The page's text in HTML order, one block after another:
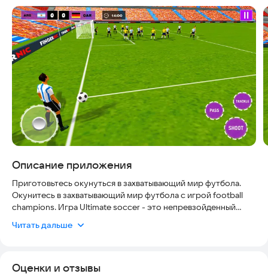
Скриншоты
Описание приложения
Приготовьтесь окунуться в захватывающий мир футбола.
Окунитесь в захватывающий мир футбола с игрой football
champions. Игра Ultimate soccer - это непревзойденный
игры. Являетесь ли вы обычным игроком или заядлым
задачи, которые не оставят вас равнодушными на долгие
Читать дальше
Оценки и отзывы